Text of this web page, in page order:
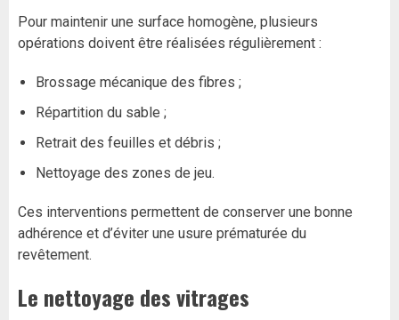
Pour maintenir une surface homogène, plusieurs
opérations doivent être réalisées régulièrement :
Brossage mécanique des fibres ;
Répartition du sable ;
Retrait des feuilles et débris ;
Nettoyage des zones de jeu.
Ces interventions permettent de conserver une bonne
adhérence et d’éviter une usure prématurée du
revêtement.
Le nettoyage des vitrages